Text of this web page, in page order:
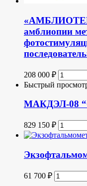
амблиопии
208 000 ₽
Быстрый
МАКДЭЛ-08
829 150 ₽
61 700 ₽